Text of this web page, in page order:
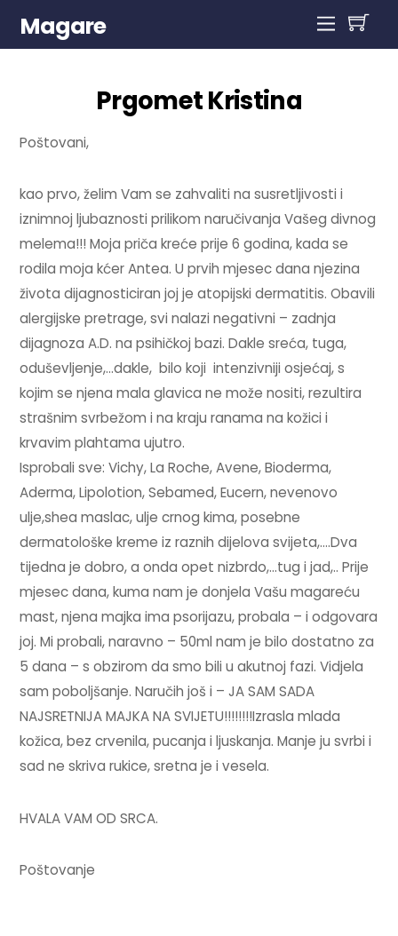
Magare
Prgomet Kristina
Poštovani,
kao prvo, želim Vam se zahvaliti na susretljivosti i
iznimnoj ljubaznosti prilikom naručivanja Vašeg divnog
melema!!! Moja priča kreće prije 6 godina, kada se
rodila moja kćer Antea. U prvih mjesec dana njezina
života dijagnosticiran joj je atopijski dermatitis. Obavili
alergijske pretrage, svi nalazi negativni – zadnja
dijagnoza A.D. na psihičkoj bazi. Dakle sreća, tuga,
oduševljenje,…dakle, bilo koji intenzivniji osjećaj, s
kojim se njena mala glavica ne može nositi, rezultira
strašnim svrbežom i na kraju ranama na kožici i
krvavim plahtama ujutro.
Isprobali sve: Vichy, La Roche, Avene, Bioderma,
Aderma, Lipolotion, Sebamed, Eucern, nevenovo
ulje,shea maslac, ulje crnog kima, posebne
dermatološke kreme iz raznih dijelova svijeta,….Dva
tijedna je dobro, a onda opet nizbrdo,…tug i jad,.. Prije
mjesec dana, kuma nam je donjela Vašu magareću
mast, njena majka ima psorijazu, probala – i odgovara
joj. Mi probali, naravno – 50ml nam je bilo dostatno za
5 dana – s obzirom da smo bili u akutnoj fazi. Vidjela
sam poboljšanje. Naručih još i – JA SAM SADA
NAJSRETNIJA MAJKA NA SVIJETU!!!!!!!!Izrasla mlada
kožica, bez crvenila, pucanja i ljuskanja. Manje ju svrbi i
sad ne skriva rukice, sretna je i vesela.
HVALA VAM OD SRCA.
Poštovanje